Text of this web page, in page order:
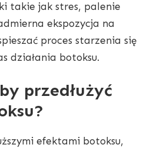
takie jak stres, palenie
ekspozycja na
proces starzenia się
działania botoksu.
przedłużyć
efektami botoksu,